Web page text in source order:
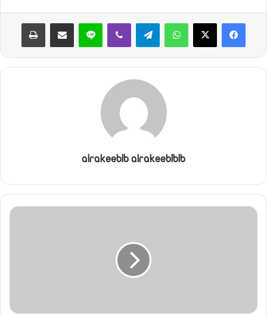
واتساب تيلقرام ڤايبر لاين مشاركة عبر البريد طباعة
alrakeeblb alrakeeblblb